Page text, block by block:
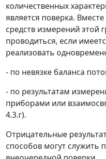
количественных
является поверка.
средств измерений этой
проводиться, если
реализовать
- по невязке баланса
- по результатам
приборами или
4.3.г).
Отрицательные
способов могут служить